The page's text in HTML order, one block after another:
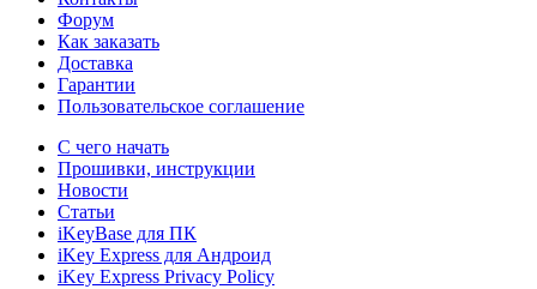
Форум
Как заказать
Доставка
Гарантии
Пользовательское соглашение
С чего начать
Прошивки, инструкции
Новости
Статьи
iKeyBase для ПК
iKey Express для Андроид
iKey Express Privacy Policy